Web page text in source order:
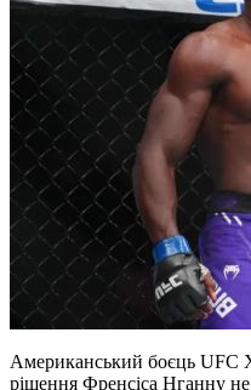
Американський боєць UFC
рішення Френсіса Нганну